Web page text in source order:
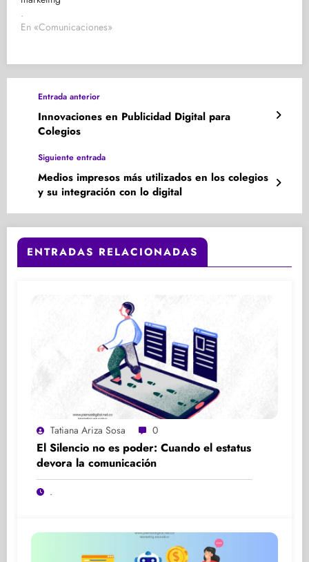
.
En «Comunicaciones»
Entrada anterior
Innovaciones en Publicidad Digital para
Colegios
Siguiente entrada
Medios impresos más utilizados en los colegios
y su integración con lo digital
ENTRADAS RELACIONADAS
Tatiana Ariza Sosa 0
El Silencio no es poder: Cuando el estatus
devora la comunicación
.